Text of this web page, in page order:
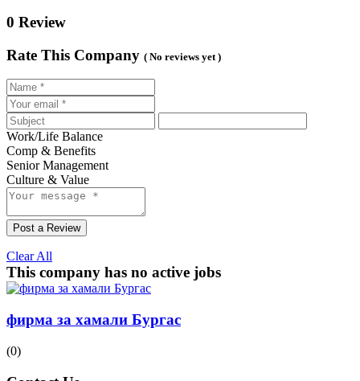
0 Review
Rate This Company ( No reviews yet )
Work/Life Balance
Comp & Benefits
Senior Management
Culture & Value
Post a Review
Clear All
This company has no active jobs
фирма за хамали Бургас
(0)